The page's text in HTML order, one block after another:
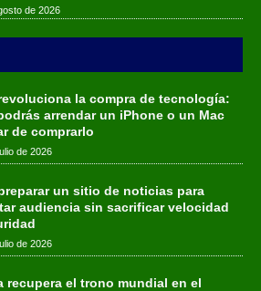
de 2026
la compra de tecnología:
arrendar un iPhone o un Mac
de comprarlo
de 2026
un sitio de noticias para
audiencia sin sacrificar velocidad
de 2026
recupera el trono mundial en el